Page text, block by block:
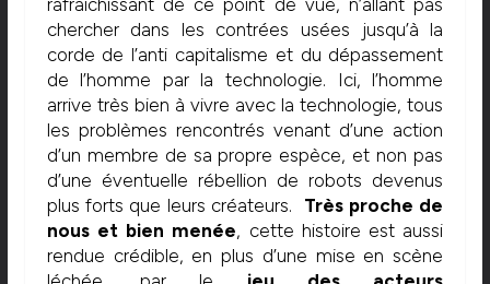
chercher dans les contrées usées jusqu’à la
corde de l’anti capitalisme et du dépassement
de l’homme par la technologie. Ici, l’homme
arrive très bien à vivre avec la technologie, tous
les problèmes rencontrés venant d’une action
d’un membre de sa propre espèce, et non pas
d’une éventuelle rébellion de robots devenus
plus forts que leurs créateurs. Très proche de
nous et bien menée, cette histoire est aussi
rendue crédible, en plus d’une mise en scène